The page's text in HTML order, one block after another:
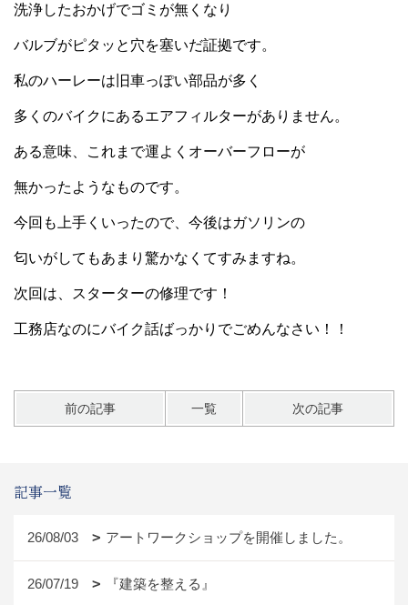
洗浄したおかげでゴミが無くなり
バルブがピタッと穴を塞いだ証拠です。
私のハーレーは旧車っぽい部品が多く
多くのバイクにあるエアフィルターがありません。
ある意味、これまで運よくオーバーフローが
無かったようなものです。
今回も上手くいったので、今後はガソリンの
匂いがしてもあまり驚かなくてすみますね。
次回は、スターターの修理です！
工務店なのにバイク話ばっかりでごめんなさい！！
前の記事 一覧 次の記事
記事一覧
26/08/03 アートワークショップを開催しました。
26/07/19 『建築を整える』